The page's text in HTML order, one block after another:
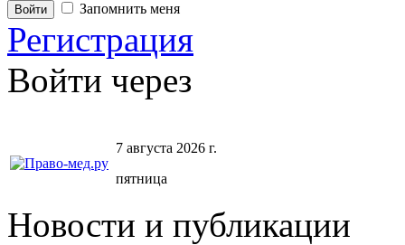
Запомнить меня
Регистрация
Войти через
7 августа 2026 г.
пятница
Новости и публикации